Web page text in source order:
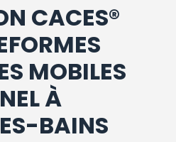
CACES®
MOBILES
À
BAINS